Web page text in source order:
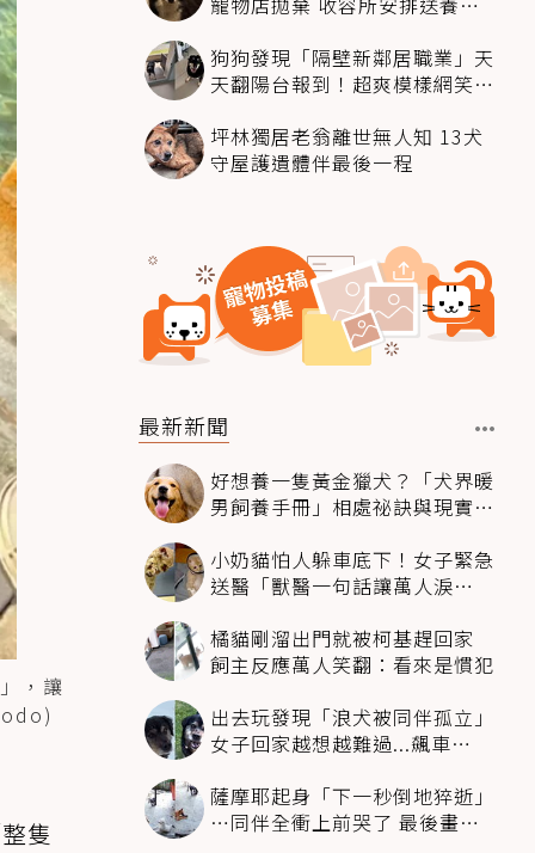
，讓
隻
狗狗發現「隔壁新鄰居職業」天
天翻陽台報到！超爽模樣網笑
坪林獨居老翁離世無人知 13犬
守屋護遺體伴最後一程
最新新聞
好想養一隻黃金獵犬？「犬界暖
男飼養手冊」相處祕訣與現實面
小奶貓怕人躲車底下！女子緊急
送醫「獸醫一句話讓萬人淚
橘貓剛溜出門就被柯基趕回家
飼主反應萬人笑翻：看來是慣犯
出去玩發現「浪犬被同伴孤立」
女子回家越想越難過...飆車
薩摩耶起身「下一秒倒地猝逝」
…同伴全衝上前哭了 最後畫面